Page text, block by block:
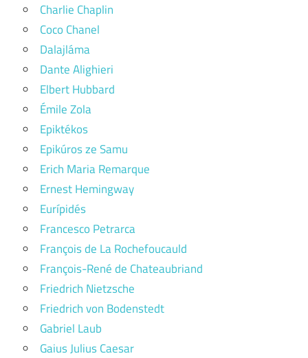
Charlie Chaplin
Coco Chanel
Dalajláma
Dante Alighieri
Elbert Hubbard
Émile Zola
Epiktékos
Epikúros ze Samu
Erich Maria Remarque
Ernest Hemingway
Eurípidés
Francesco Petrarca
François de La Rochefoucauld
François-René de Chateaubriand
Friedrich Nietzsche
Friedrich von Bodenstedt
Gabriel Laub
Gaius Julius Caesar